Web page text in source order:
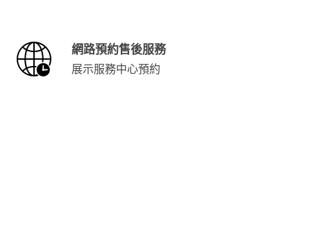
網路預約售後服務
展示服務中心預約